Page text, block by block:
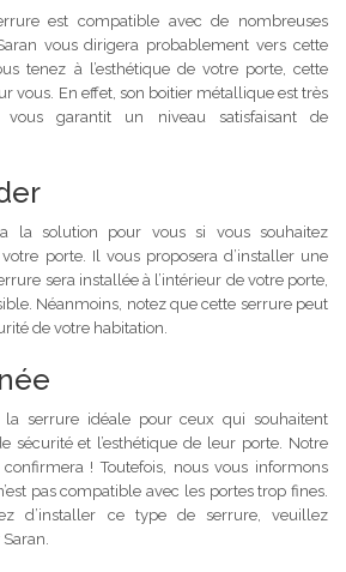
est compatible avec de nombreuses
vous dirigera probablement vers cette
tenez à l’esthétique de votre porte, cette
vous. En effet, son boitier métallique est très
vous garantit un niveau satisfaisant de
la solution pour vous si vous souhaitez
porte. Il vous proposera d’installer une
sera installée à l’intérieur de votre porte,
Néanmoins, notez que cette serrure peut
de votre habitation.
la serrure idéale pour ceux qui souhaitent
sécurité et l’esthétique de leur porte. Notre
! Toutefois, nous vous informons
pas compatible avec les portes trop fines.
d’installer ce type de serrure, veuillez